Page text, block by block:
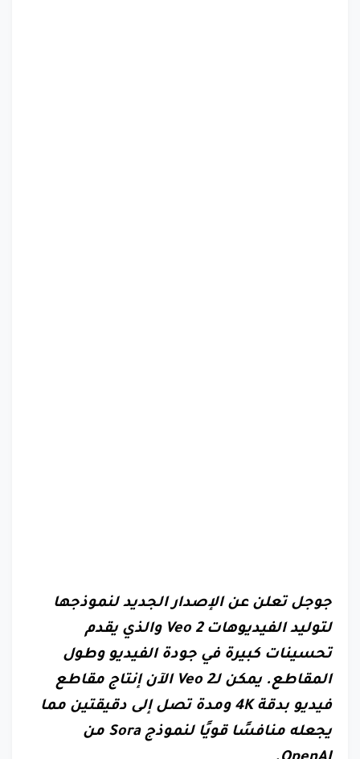
جوجل تعلن عن الإصدار الجديد لنموذجها
لتوليد الفيديوهات Veo 2 والذي يقدم
تحسينات كبيرة في جودة الفيديو وطول
المقاطع. يمكن لـVeo 2 الآن إنتاج مقاطع
فيديو بدقة 4K ومدة تصل إلى دقيقتين مما
يجعله منافسًا قويًا لنموذج Sora من